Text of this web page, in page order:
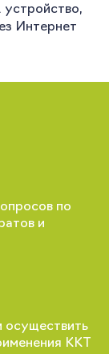
устройство,
Интернет
по
и
осуществить
ККТ